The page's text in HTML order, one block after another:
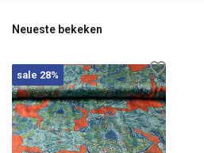
Neueste bekeken
sale 28%